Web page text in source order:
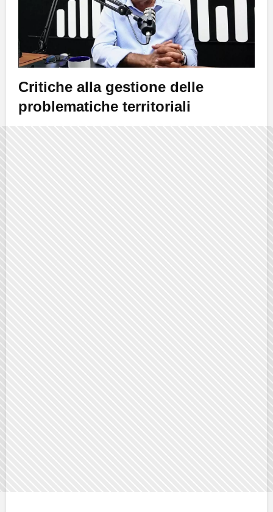
Critiche alla gestione delle
problematiche territoriali